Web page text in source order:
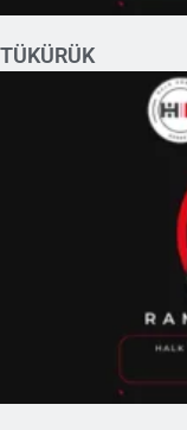
TÜKÜRÜK